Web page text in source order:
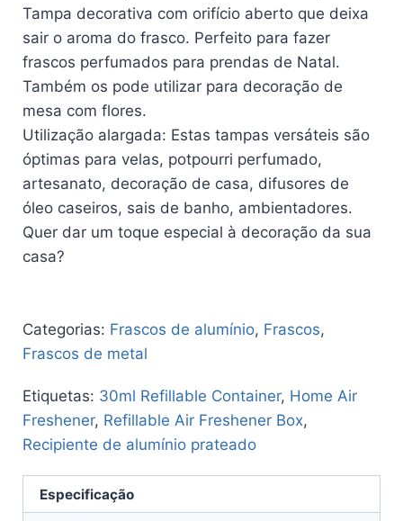
Tampa decorativa com orifício aberto que deixa
sair o aroma do frasco. Perfeito para fazer
frascos perfumados para prendas de Natal.
Também os pode utilizar para decoração de
mesa com flores.
Utilização alargada: Estas tampas versáteis são
óptimas para velas, potpourri perfumado,
artesanato, decoração de casa, difusores de
óleo caseiros, sais de banho, ambientadores.
Quer dar um toque especial à decoração da sua
casa?
Categorias: Frascos de alumínio, Frascos,
Frascos de metal
Etiquetas: 30ml Refillable Container, Home Air
Freshener, Refillable Air Freshener Box,
Recipiente de alumínio prateado
Especificação